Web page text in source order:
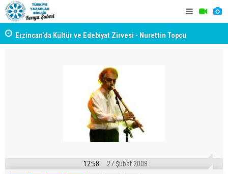
Erzincan’da Kültür ve Edebiyat Zirvesi - Nurettin Topçu
12:58 27 Şubat 2008